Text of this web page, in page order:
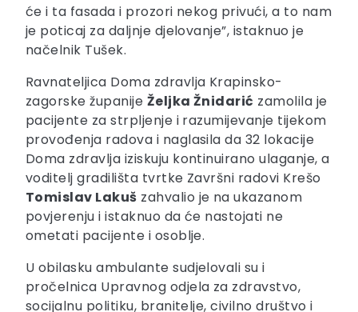
će i ta fasada i prozori nekog privući, a to nam
je poticaj za daljnje djelovanje”, istaknuo je
načelnik Tušek.
Ravnateljica Doma zdravlja Krapinsko-
zagorske županije Željka Žnidarić zamolila je
pacijente za strpljenje i razumijevanje tijekom
provođenja radova i naglasila da 32 lokacije
Doma zdravlja iziskuju kontinuirano ulaganje, a
voditelj gradilišta tvrtke Završni radovi Krešo
Tomislav Lakuš zahvalio je na ukazanom
povjerenju i istaknuo da će nastojati ne
ometati pacijente i osoblje.
U obilasku ambulante sudjelovali su i
pročelnica Upravnog odjela za zdravstvo,
socijalnu politiku, branitelje, civilno društvo i